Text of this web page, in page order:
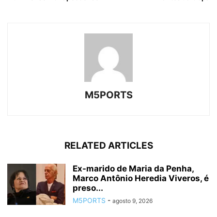
M5PORTS
RELATED ARTICLES
Ex-marido de Maria da Penha,
Marco Antônio Heredia Viveros, é
preso...
M5PORTS - agosto 9, 2026